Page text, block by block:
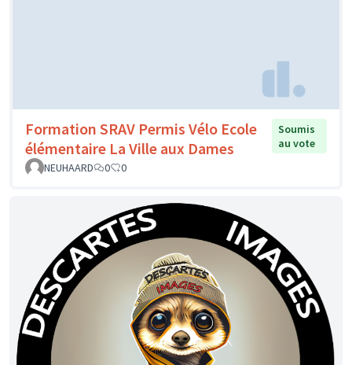
Formation SRAV Permis Vélo Ecole
élémentaire La Ville aux Dames
Soumis
au vote
NEUHAARD
0 0